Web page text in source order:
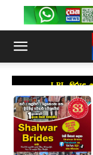
LPL කිරුළ